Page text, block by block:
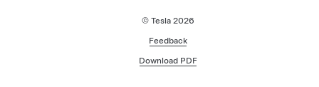
© Tesla 2026
Feedback
Download PDF